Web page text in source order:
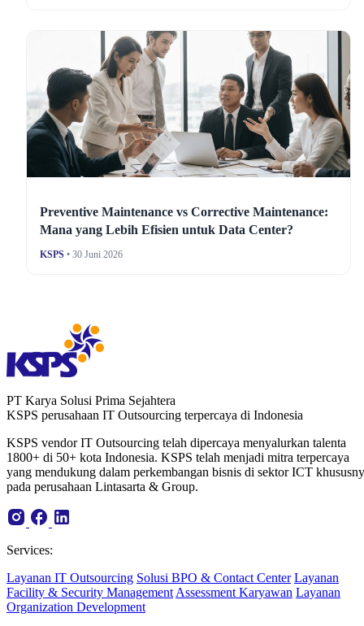
Preventive Maintenance vs Corrective Maintenance:
Mana yang Lebih Efisien untuk Data Center?
KSPS • 30 Juni 2026
PT Karya Solusi Prima Sejahtera
KSPS perusahaan IT Outsourcing terpercaya di Indonesia
KSPS vendor IT Outsourcing telah dipercaya menyalurkan talenta
1800+ di 50+ kota Indonesia. KSPS telah menjadi mitra terpercaya
yang mendukung dalam perkembangan bisnis di sektor ICT
pada perusahaan Lintasarta & Group.
Services:
Layanan IT Outsourcing Solusi BPO & Contact Center Layanan
Facility & Security Management Assessment Karyawan Layanan
Organization Development